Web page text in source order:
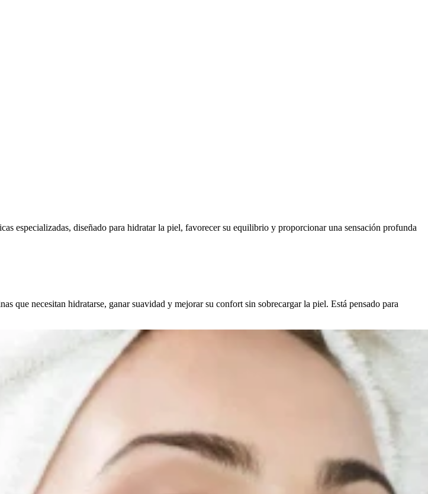
especializadas, diseñado para hidratar la piel, favorecer su equilibrio y proporcionar una sensación profunda
que necesitan hidratarse, ganar suavidad y mejorar su confort sin sobrecargar la piel. Está pensado para